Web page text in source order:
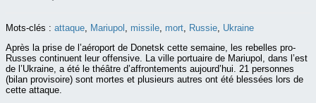
Mots-clés : attaque, Mariupol , missile, mort, Russie, Ukraine
Après la prise de l’aéroport de Donetsk cette semaine, les rebelles pro-
Russes continuent leur offensive. La ville portuaire de Mariupol, dans l’est
de l’Ukraine, a été le théâtre d’affrontements aujourd’hui. 21 personnes
(bilan provisoire) sont mortes et plusieurs autres ont été blessées lors de
cette attaque.